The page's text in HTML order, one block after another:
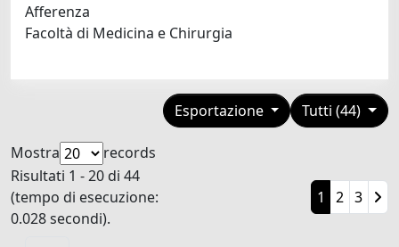
Afferenza
Facoltà di Medicina e Chirurgia
Tutti (44)
Esportazione
Mostra
records
Risultati 1 - 20 di 44
(tempo di esecuzione:
0.028 secondi).
1 2 3